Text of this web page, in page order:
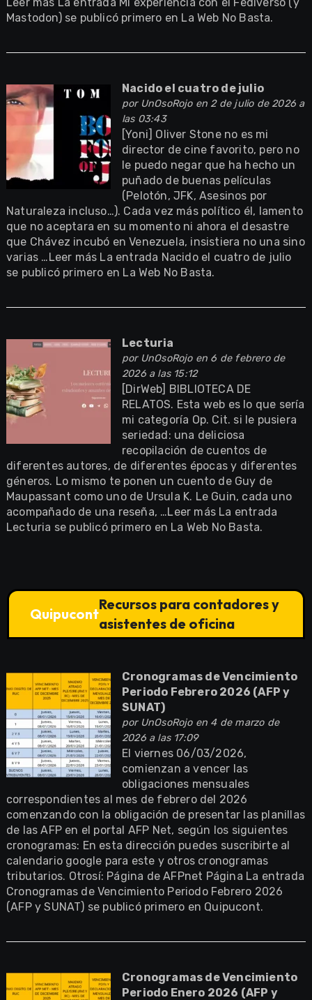
Mastodon) se publicó primero en La Web No Basta.
Nacido el cuatro de julio
por UnOsoRojoen 2 de julio de 2026 a
las 03:43
[Yoni] Oliver Stone no es mi
director de cine favorito, pero no
le puedo negar que ha hecho un
puñado de buenas películas
(Pelotón, JFK, Asesinos por
Naturaleza incluso…). Cada vez más político él, lamento
que no aceptara en su momento ni ahora el desastre
que Chávez incubó en Venezuela, insistiera no una sino
varias …Leer más La entrada Nacido el cuatro de julio
se publicó primero en La Web No Basta.
Lecturia
por UnOsoRojoen 6 de febrero de
2026 a las 15:12
[DirWeb] BIBLIOTECA DE
RELATOS. Esta web es lo que sería
mi categoría Op. Cit. si le pusiera
seriedad: una deliciosa
recopilación de cuentos de
diferentes autores, de diferentes épocas y diferentes
géneros. Lo mismo te ponen un cuento de Guy de
Maupassant como uno de Ursula K. Le Guin, cada uno
acompañado de una reseña, …Leer más La entrada
Lecturia se publicó primero en La Web No Basta.
Quipucont
Recursos para contadores y
asistentes de oficina
Cronogramas de Vencimiento
Periodo Febrero 2026 (AFP y
SUNAT)
por UnOsoRojoen 4 de marzo de
2026 a las 17:09
El viernes 06/03/2026,
comienzan a vencer las
obligaciones mensuales
correspondientes al mes de febrero del 2026
comenzando con la obligación de presentar las planillas
de las AFP en el portal AFP Net, según los siguientes
cronogramas: En esta dirección puedes suscribirte al
calendario google para este y otros cronogramas
tributarios. Otrosí: Página de AFPnet Página La entrada
Cronogramas de Vencimiento Periodo Febrero 2026
(AFP y SUNAT) se publicó primero en Quipucont.
Cronogramas de Vencimiento
Periodo Enero 2026 (AFP y